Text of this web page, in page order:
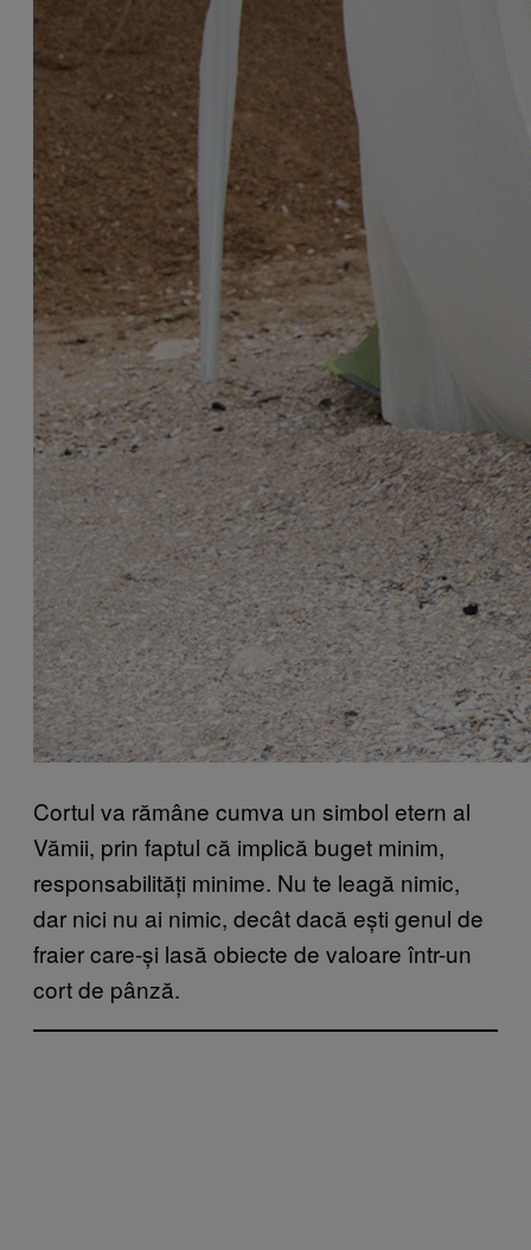
Cortul va rămâne cumva un simbol etern al
Vămii, prin faptul că implică buget minim,
responsabilități minime. Nu te leagă nimic,
dar nici nu ai nimic, decât dacă ești genul de
fraier care-și lasă obiecte de valoare într-un
cort de pânză.